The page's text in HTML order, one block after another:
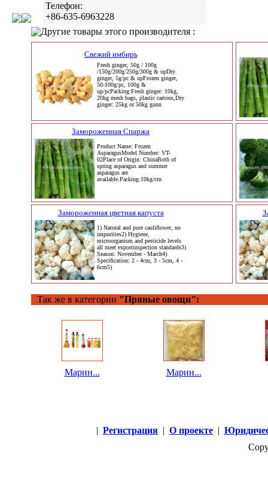
Телефон:
+86-635-6963228
Другие товары этого производителя :
Свежий имбирь
Fresh ginger, 50g / 100g
/150g/200g/250g/300g & upDry
ginger, 5g/pc & upFrozen ginger,
50-100g/pc, 100g &
up/pcPacking:Fresh ginger: 10kg,
20kg mesh bags, plastic cartons,Dry
ginger: 25kg or 50kg gunn
Замороженная Спаржа
Product Name: Frozen
AsparagusModel Number: VT-
02Place of Origin: ChinaBoth of
spring asparagus and summer
asparagus are
available.Packing:10kg/ctn
Замороженная цветная капуста
1) Natural and pure cauliflower, no
impurities2) Hygiene,
microorganism and pesticide levels
all meet exportinspection standards3)
Season: November - March4)
Specification: 2 - 4cm, 3 - 5cm, 4 -
6cm5)
Так же в категории "Пряные овощи":
Марин... Марин...
| Регистрация | О проекте |